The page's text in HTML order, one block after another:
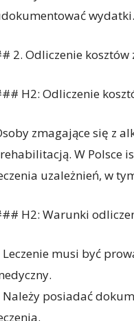
wydatki.
2. Odliczenie
H2: Odliczenie
zmagające się z
W Polsce
uzależnień, w
H2: Warunki
Leczenie musi być
Należy posiadać